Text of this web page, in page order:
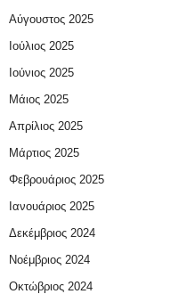
Αύγουστος 2025
Ιούλιος 2025
Ιούνιος 2025
Μάιος 2025
Απρίλιος 2025
Μάρτιος 2025
Φεβρουάριος 2025
Ιανουάριος 2025
Δεκέμβριος 2024
Νοέμβριος 2024
Οκτώβριος 2024